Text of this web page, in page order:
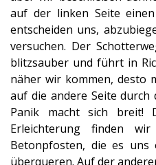
auf der linken Seite
entscheiden uns,
versuchen. Der
blitzsauber und führt in
näher wir kommen, desto
auf die andere Seite
Panik macht sich breit!
Erleichterung finden
Betonpfosten, die es uns
überqueren. Auf der